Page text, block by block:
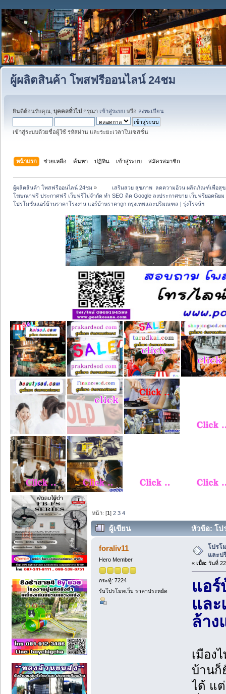
ผู้ผลิตสินค้า โพสฟรีออนไลน์ 24ชม
ยินดีต้อนรับคุณ, บุคคลทั่วไป กรุณา เข้าสู่ระบบ หรือ ลงทะเบียน
เข้าสู่ระบบด้วยชื่อผู้ใช้ รหัสผ่าน และระยะเวลาในเซสชั่น
หน้าแรก ช่วยเหลือ ค้นหา ปฏิทิน เข้าสู่ระบบ สมัครสมาชิก
ผู้ผลิตสินค้า โพสฟรีออนไลน์ 24ชม »
เสริมสวย สุขภาพ  ลดความอ้วน ผลิตภัณฑ์เพื่อสุ
โฆษณาฟรี ประกาศฟรี เว็บฟรีไม่จำกัด ทำ SEO ติด Google ลงประกาศขาย เว็บฟรียอดนิ
โปรโมชั่นแอร์บ้านราคาโรงงาน แอร์บ้านราคาถูก กรุงเทพและปริมณฑล | รุ่งโรจน์ฯ
หน้า: [1]2 3 4
ผู้เขียน หัวข้อ: โป
foraliv11
Hero Member
กระทู้: 7224
รับโปรโมทเว็บ ราคาประหยัด
โปรโ
และป
« เมื่อ: วันที่
แอ
และ
ล้าง
เมือง
บ้านก็
ได้ แ